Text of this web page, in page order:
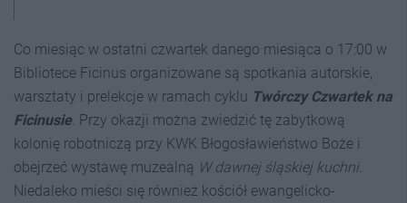
Co miesiąc w ostatni czwartek danego miesiąca o 17:00 w
Bibliotece Ficinus organizowane są spotkania autorskie,
warsztaty i prelekcje w ramach cyklu Twórczy Czwartek na
Ficinusie. Przy okazji można zwiedzić tę zabytkową
kolonię robotniczą przy KWK Błogosławieństwo Boże i
obejrzeć wystawę muzealną W dawnej śląskiej kuchni.
Niedaleko mieści się również kościół ewangelicko-